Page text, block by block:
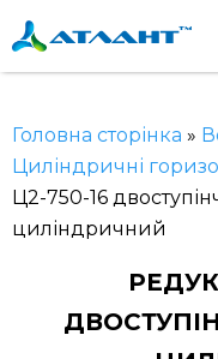
Головна сторінка »
Циліндричні
Ц2-750-16
циліндричний